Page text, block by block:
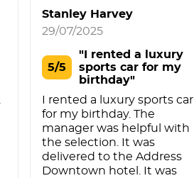
Stanley Harvey
29/07/2025
5/5
"I rented a luxury
sports car for my
birthday"
I rented a luxury sports car
for my birthday. The
manager was helpful with
the selection. It was
delivered to the Address
Downtown hotel. It was